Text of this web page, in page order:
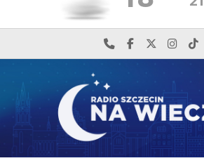
Najlepiej po prostu
Odwiedź nas
Odwiedź